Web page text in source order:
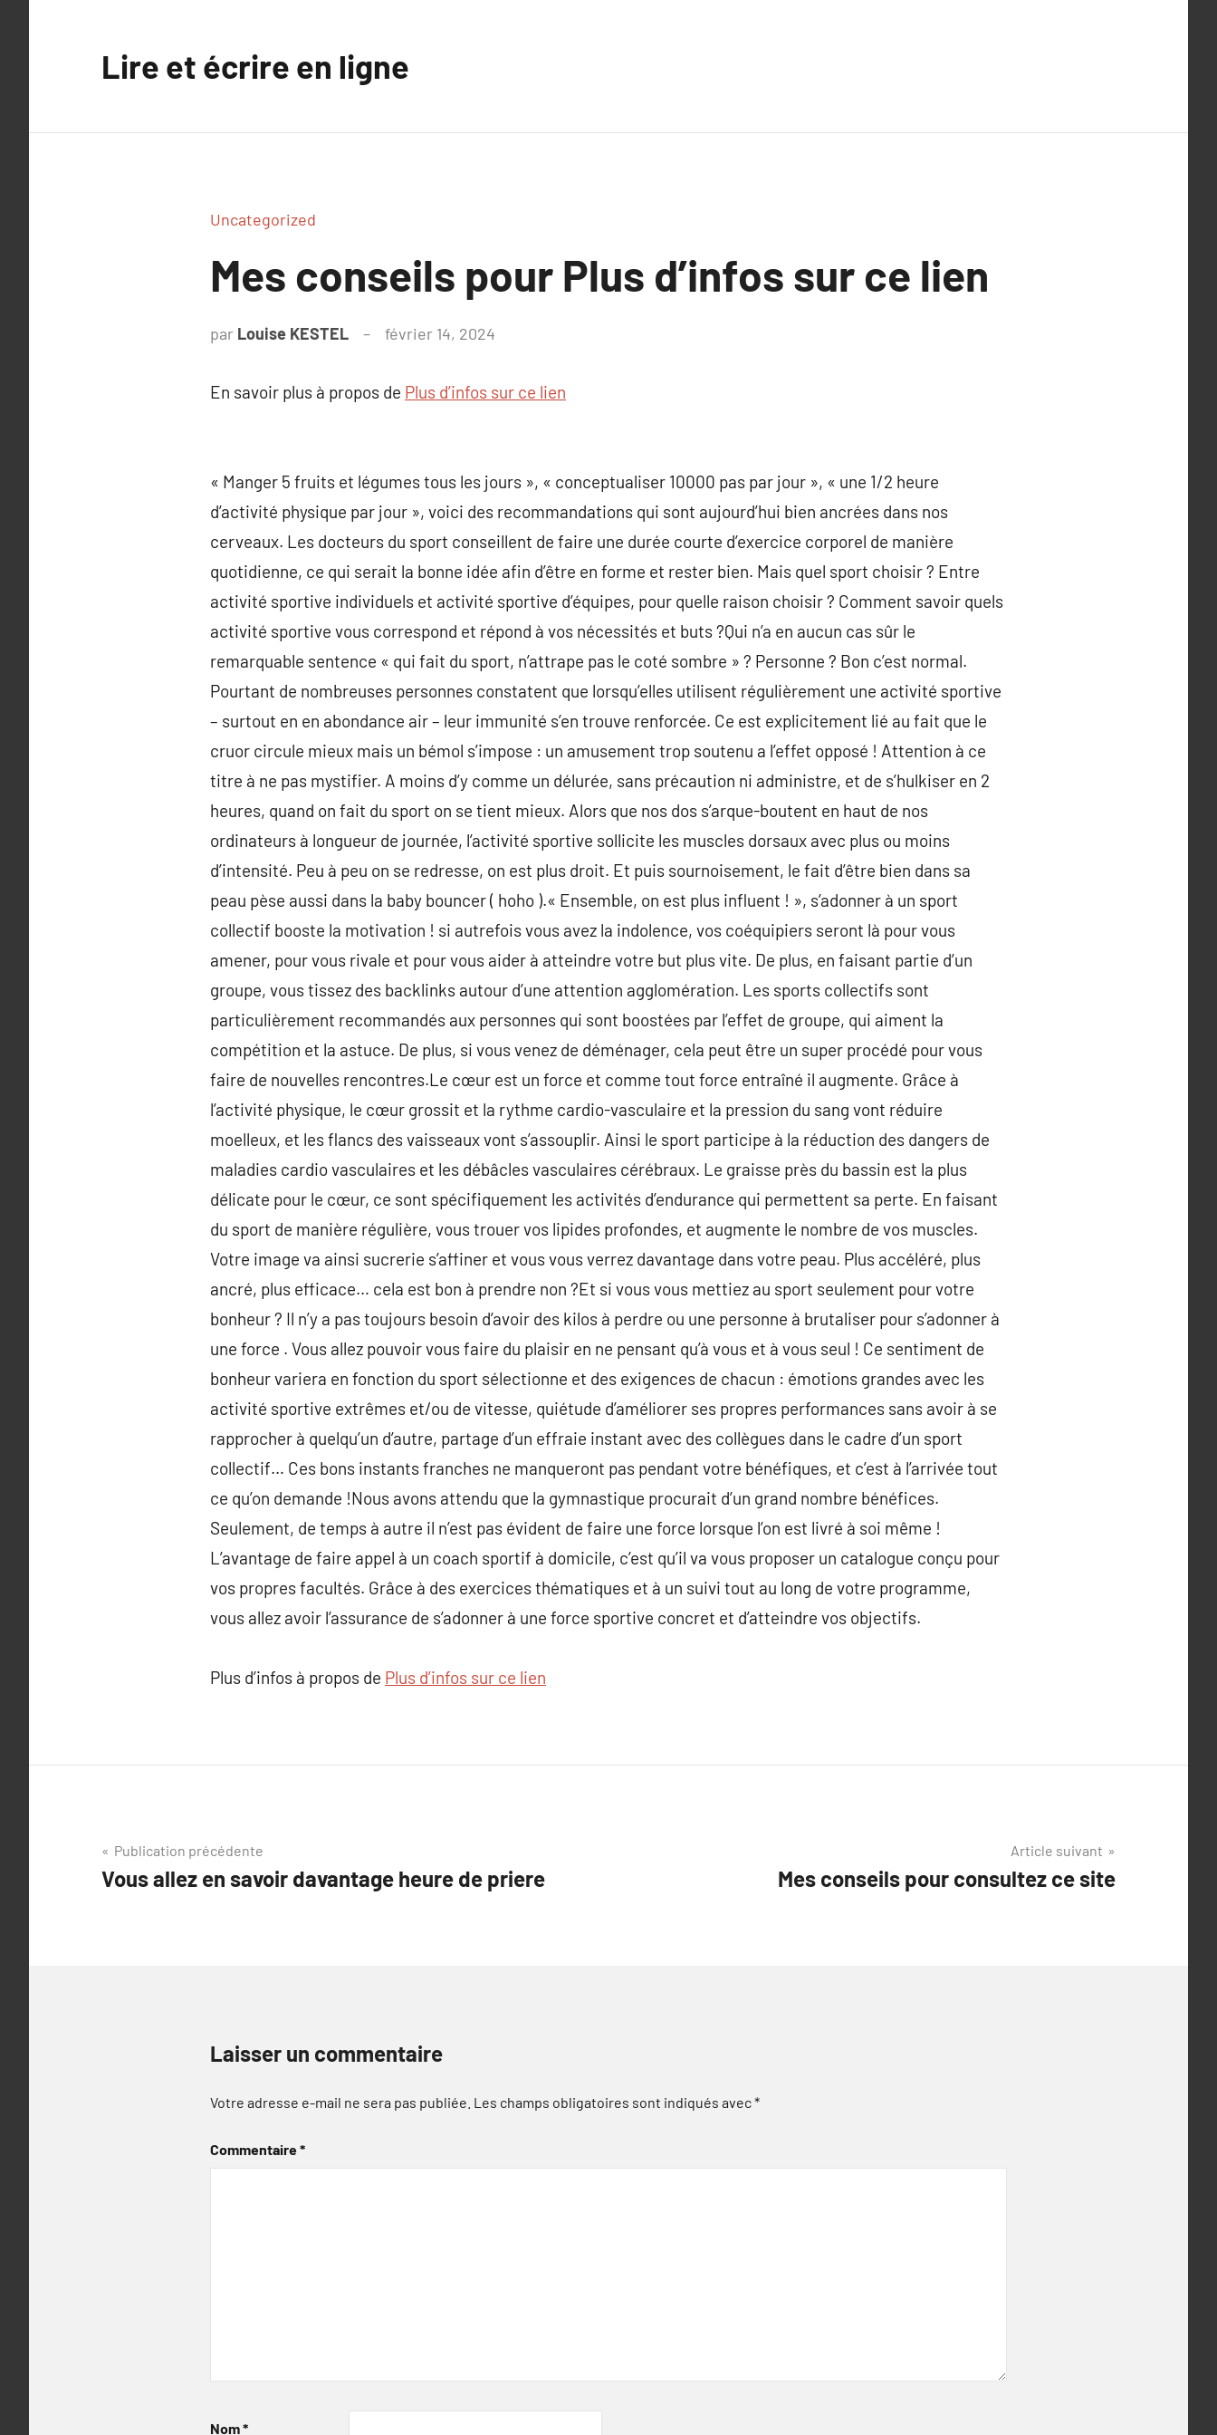
Lire et écrire en ligne
Uncategorized
Mes conseils pour Plus d’infos sur ce lien
par Louise KESTEL février 14, 2024
En savoir plus à propos de Plus d’infos sur ce lien
« Manger 5 fruits et légumes tous les jours », « conceptualiser 10000 pas par jour », « une 1/2 heure
d’activité physique par jour », voici des recommandations qui sont aujourd’hui bien ancrées dans nos
cerveaux. Les docteurs du sport conseillent de faire une durée courte d’exercice corporel de manière
quotidienne, ce qui serait la bonne idée afin d’être en forme et rester bien. Mais quel sport choisir ? Entre
activité sportive individuels et activité sportive d’équipes, pour quelle raison choisir ? Comment savoir quels
activité sportive vous correspond et répond à vos nécessités et buts ?Qui n’a en aucun cas sûr le
remarquable sentence « qui fait du sport, n’attrape pas le coté sombre » ? Personne ? Bon c’est normal.
Pourtant de nombreuses personnes constatent que lorsqu’elles utilisent régulièrement une activité sportive
– surtout en en abondance air – leur immunité s’en trouve renforcée. Ce est explicitement lié au fait que le
cruor circule mieux mais un bémol s’impose : un amusement trop soutenu a l’effet opposé ! Attention à ce
titre à ne pas mystifier. A moins d’y comme un délurée, sans précaution ni administre, et de s’hulkiser en 2
heures, quand on fait du sport on se tient mieux. Alors que nos dos s’arque-boutent en haut de nos
ordinateurs à longueur de journée, l’activité sportive sollicite les muscles dorsaux avec plus ou moins
d’intensité. Peu à peu on se redresse, on est plus droit. Et puis sournoisement, le fait d’être bien dans sa
peau pèse aussi dans la baby bouncer ( hoho ).« Ensemble, on est plus influent ! », s’adonner à un sport
collectif booste la motivation ! si autrefois vous avez la indolence, vos coéquipiers seront là pour vous
amener, pour vous rivale et pour vous aider à atteindre votre but plus vite. De plus, en faisant partie d’un
groupe, vous tissez des backlinks autour d’une attention agglomération. Les sports collectifs sont
particulièrement recommandés aux personnes qui sont boostées par l’effet de groupe, qui aiment la
compétition et la astuce. De plus, si vous venez de déménager, cela peut être un super procédé pour vous
faire de nouvelles rencontres.Le cœur est un force et comme tout force entraîné il augmente. Grâce à
l’activité physique, le cœur grossit et la rythme cardio-vasculaire et la pression du sang vont réduire
moelleux, et les flancs des vaisseaux vont s’assouplir. Ainsi le sport participe à la réduction des dangers de
maladies cardio vasculaires et les débâcles vasculaires cérébraux. Le graisse près du bassin est la plus
délicate pour le cœur, ce sont spécifiquement les activités d’endurance qui permettent sa perte. En faisant
du sport de manière régulière, vous trouer vos lipides profondes, et augmente le nombre de vos muscles.
Votre image va ainsi sucrerie s’affiner et vous vous verrez davantage dans votre peau. Plus accéléré, plus
ancré, plus efficace… cela est bon à prendre non ?Et si vous vous mettiez au sport seulement pour votre
bonheur ? Il n’y a pas toujours besoin d’avoir des kilos à perdre ou une personne à brutaliser pour s’adonner à
une force . Vous allez pouvoir vous faire du plaisir en ne pensant qu’à vous et à vous seul ! Ce sentiment de
bonheur variera en fonction du sport sélectionne et des exigences de chacun : émotions grandes avec les
activité sportive extrêmes et/ou de vitesse, quiétude d’améliorer ses propres performances sans avoir à se
rapprocher à quelqu’un d’autre, partage d’un effraie instant avec des collègues dans le cadre d’un sport
collectif… Ces bons instants franches ne manqueront pas pendant votre bénéfiques, et c’est à l’arrivée tout
ce qu’on demande !Nous avons attendu que la gymnastique procurait d’un grand nombre bénéfices.
Seulement, de temps à autre il n’est pas évident de faire une force lorsque l’on est livré à soi même !
L’avantage de faire appel à un coach sportif à domicile, c’est qu’il va vous proposer un catalogue conçu pour
vos propres facultés. Grâce à des exercices thématiques et à un suivi tout au long de votre programme,
vous allez avoir l’assurance de s’adonner à une force sportive concret et d’atteindre vos objectifs.
Plus d’infos à propos de Plus d’infos sur ce lien
Navigation
de
Publication précédente
Vous allez en savoir davantage heure de priere
Article suivant
Mes conseils pour consultez ce site
Laisser un commentaire
Votre adresse e-mail ne sera pas publiée. Les champs obligatoires sont indiqués avec*
Commentaire*
Nom*